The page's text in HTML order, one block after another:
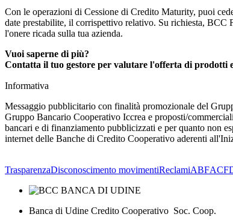
Con le operazioni di Cessione di Credito Maturity, puoi
date prestabilite, il corrispettivo relativo. Su richiesta, BCC
l'onere ricada sulla tua azienda.
Vuoi saperne di più?
Contatta il tuo gestore per valutare l'offerta di prodotti
Informativa
Messaggio pubblicitario con finalità promozionale del
Gruppo Bancario Cooperativo Iccrea e proposti/
bancari e di finanziamento pubblicizzati e per quanto non
internet delle Banche di Credito Cooperativo aderenti
TrasparenzaDisconoscimento movimentiReclamiABFACF
Banca di Udine Credito Cooperativo Soc. Coop.